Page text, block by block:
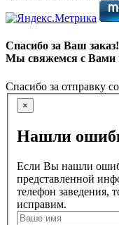
Спасибо за Ваш заказ!
Мы свяжемся с Вами
Спасибо за отправку
×
Нашли
Если Вы нашли
представленной
телефон заведения,
исправим.